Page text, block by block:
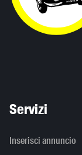
Servizi
Inserisci annuncio